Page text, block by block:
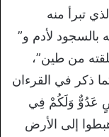
تبرأ منه
لأدم و”
من طين”،
ذكر في القرءان
عَدُوٌّ وَلَكُمْ فِي
إلى الأرض